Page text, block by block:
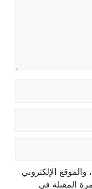
الإلكتروني
المقبلة في